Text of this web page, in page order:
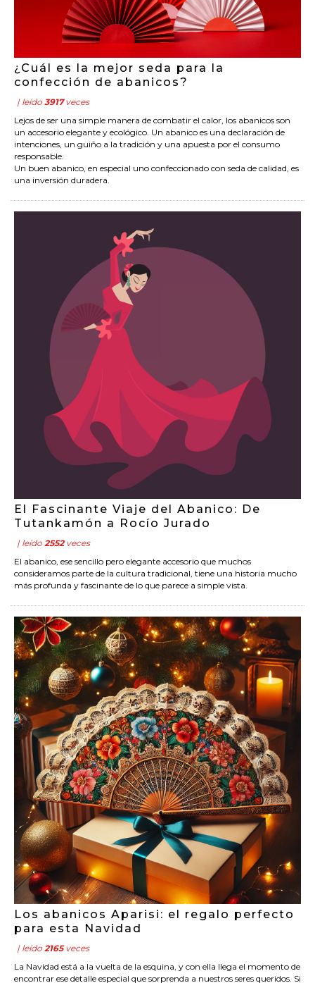
¿Cuál es la mejor seda para la
confección de abanicos?
| leído 3917veces
Lejos de ser una simple manera de combatir el calor, los abanicos son
un accesorio elegante y ecológico. Un abanico es una declaración de
intenciones, un guiño a la tradición y una apuesta por el consumo
responsable.
Un buen abanico, en especial uno confeccionado con seda de calidad, es
una inversión duradera.
El Fascinante Viaje del Abanico: De
Tutankamón a Rocío Jurado
| leído 2552veces
El abanico, ese sencillo pero elegante accesorio que muchos
consideramos parte de la cultura tradicional, tiene una historia mucho
más profunda y fascinante de lo que parece a simple vista.
Los abanicos Aparisi: el regalo perfecto
para esta Navidad
| leído 2165veces
La Navidad está a la vuelta de la esquina, y con ella llega el momento de
encontrar ese detalle especial que sorprenda a nuestros seres queridos. Si